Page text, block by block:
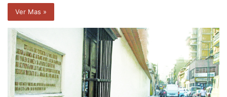
Ver Mas »